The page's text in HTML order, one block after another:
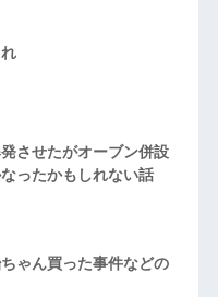
させたがオーブン併設
ったかもしれない話
ゃん買った事件などの